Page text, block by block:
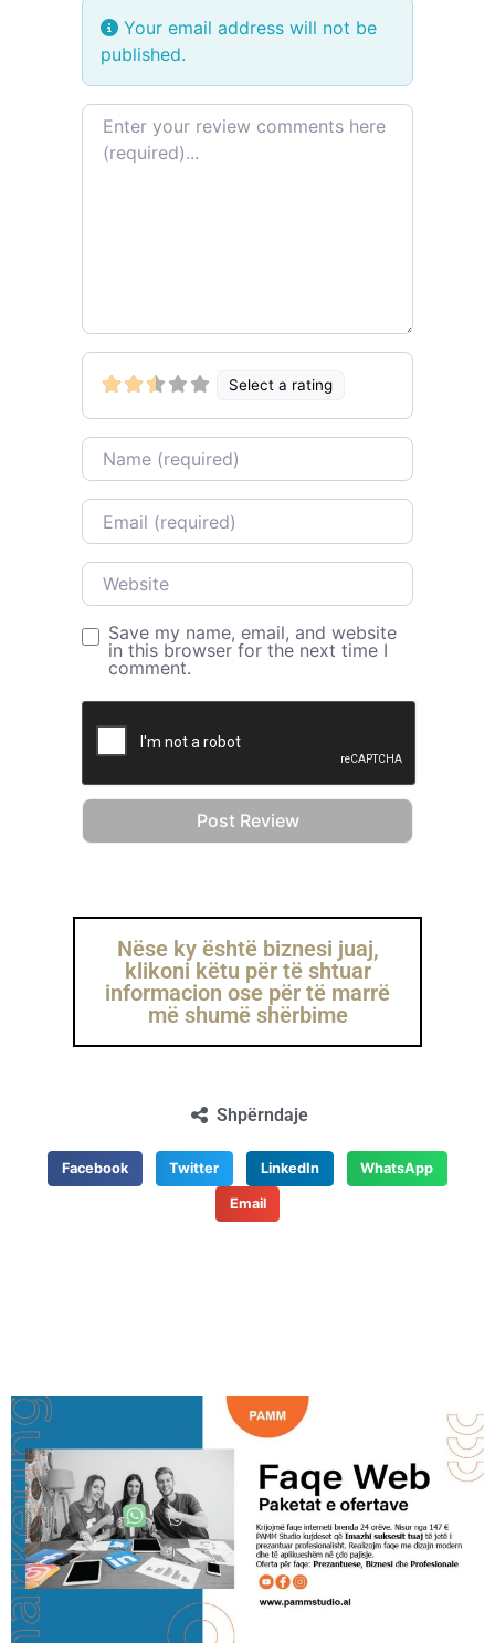
Your email address will not be
published.
Review text
Select a rating
Name
Email
Website
Save my name, email, and website
in this browser for the next time I
comment.
Nëse ky është biznesi juaj,
klikoni këtu për të shtuar
informacion ose për të marrë
më shumë shërbime
Shpërndaje
Facebook Twitter LinkedIn WhatsApp
Email